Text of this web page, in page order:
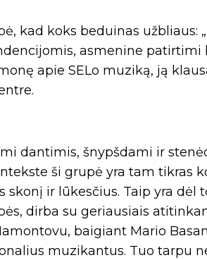
kad koks beduinas užbliaus:
asmenine patirtimi
apie SELo muziką, ją
dantimis, šnypšdami ir
ši grupė yra tam tikras
ir lūkesčius. Taip yra dėl
dirba su geriausiais
baigiant Mario
muzikantus. Tuo tarpu